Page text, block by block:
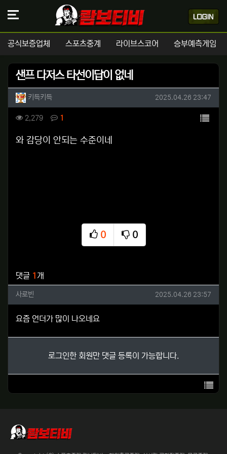
공식보증업체 스포츠중계 라이브스코어 승부예측게임
샌프 다저스 타선이답이 없네
작성자 정보
키득키득작성 작성일
2025.04.26 23:47
컨텐츠 정보
2,279조회 1 목록
본문
와 감당이 안되는 수준이네
0
추천
0
비추천
댓글 1개
사로빈님의 댓글
사로빈 작성일
2025.04.26 23:57
요즘 언더가 많이 나오네요
로그인한 회원만 댓글 등록이 가능합니다.
목록